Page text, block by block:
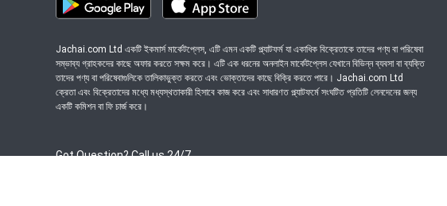
Jachai.com Ltd একটি ইকমার্স মার্কেটপ্লেস, এটি এমন একটি প্ল্যাটফর্ম যা একাধিক বিক্রেতাকে তাদের পণ্য বা পরিষেবা
সম্ভাব্য গ্রাহকদের কাছে অফার করতে সক্ষম করে। এটি এক ধরনের অনলাইন মার্কেটপ্লেস যেখানে বিভিন্ন ব্যবসা বা ব্যক্তি
তাদের পণ্য বা পরিষেবাগুলিকে তালিকাভুক্ত করতে এবং ভোক্তাদের কাছে বিক্রি করতে পারে। Jachai.com Ltd
ক্রেতা এবং বিক্রেতাদের মধ্যে মধ্যস্থতাকারী হিসাবে কাজ করে এবং সাধারণত প্ল্যাটফর্মে সংঘটিত প্রতিটি লেনদেনের জন্য
একটি কমিশন বা ফি চার্জ করে।
Got Question? Call us 24/7